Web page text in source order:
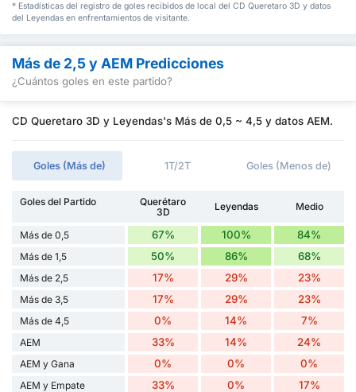
* Estadísticas del registro de goles recibidos de local del CD Queretaro 3D y datos
del Leyendas en enfrentamientos de visitante.
Más de 2,5 y AEM Predicciones
¿Cuántos goles en este partido?
CD Queretaro 3D y Leyendas's Más de 0,5 ~ 4,5 y datos AEM.
Goles (Más de) 1T/2T Goles (Menos de)
Goles del Partido
Querétaro
3D
Leyendas Medio
Más de 0,5 67% 100% 84%
Más de 1,5 50% 86% 68%
Más de 2,5 17% 29% 23%
Más de 3,5 17% 29% 23%
Más de 4,5 0% 14% 7%
AEM 33% 14% 24%
AEM y Gana 0% 0% 0%
AEM y Empate 33% 0% 17%